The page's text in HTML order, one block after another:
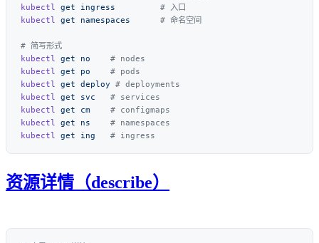
kubectl get ingress
kubectl get namespaces
kubectl get no
kubectl get po
kubectl get deploy
kubectl get svc
kubectl get cm
kubectl get ns
kubectl get ing
资源详情（describe）